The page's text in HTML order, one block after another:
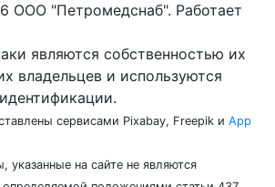
ООО "Петромедснаб". Работает
являются собственностью их
владельцев и используются
сервисами Pixabay, Freepik и App
на сайте не являются